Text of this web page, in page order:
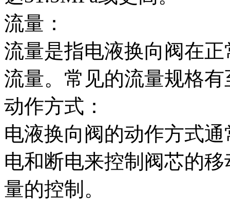
流量：
流量是指电液换向阀在
流量。常见的流量规格
动作方式：
电液换向阀的动作方式
电和断电来控制阀芯的
量的控制。